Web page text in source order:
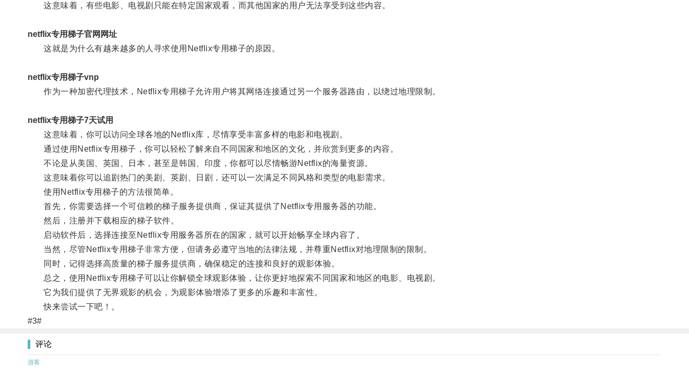
这意味着，有些电影、电视剧只能在特定国家观看，而其他国家的用户无法享受到这些内容。
netflix专用梯子官网网址
这就是为什么有越来越多的人寻求使用Netflix专用梯子的原因。
netflix专用梯子vnp
作为一种加密代理技术，Netflix专用梯子允许用户将其网络连接通过另一个服务器路由，以绕过地理限制。
netflix专用梯子7天试用
这意味着，你可以访问全球各地的Netflix库，尽情享受丰富多样的电影和电视剧。
通过使用Netflix专用梯子，你可以轻松了解来自不同国家和地区的文化，并欣赏到更多的内容。
不论是从美国、英国、日本，甚至是韩国、印度，你都可以尽情畅游Netflix的海量资源。
这意味着你可以追剧热门的美剧、英剧、日剧，还可以一次满足不同风格和类型的电影需求。
使用Netflix专用梯子的方法很简单。
首先，你需要选择一个可信赖的梯子服务提供商，保证其提供了Netflix专用服务器的功能。
然后，注册并下载相应的梯子软件。
启动软件后，选择连接至Netflix专用服务器所在的国家，就可以开始畅享全球内容了。
当然，尽管Netflix专用梯子非常方便，但请务必遵守当地的法律法规，并尊重Netflix对地理限制的限制。
同时，记得选择高质量的梯子服务提供商，确保稳定的连接和良好的观影体验。
总之，使用Netflix专用梯子可以让你解锁全球观影体验，让你更好地探索不同国家和地区的电影、电视剧。
它为我们提供了无界观影的机会，为观影体验增添了更多的乐趣和丰富性。
快来尝试一下吧！。
#3#
评论
游客